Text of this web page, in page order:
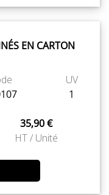
EN CARTON
UV
1
35,90 €
HT / Unité